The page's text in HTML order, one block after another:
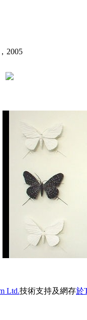
2005
Ltd.技術支持及網存於